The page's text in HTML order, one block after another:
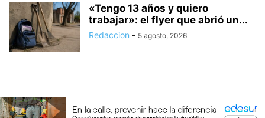
«Tengo 13 años y quiero
trabajar»: el flyer que abrió un...
Redaccion - 5 agosto, 2026